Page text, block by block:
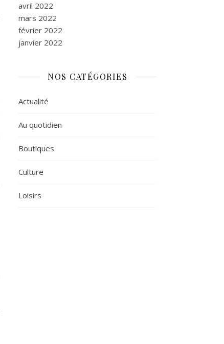
avril 2022
mars 2022
février 2022
janvier 2022
NOS CATÉGORIES
Actualité
Au quotidien
Boutiques
Culture
Loisirs